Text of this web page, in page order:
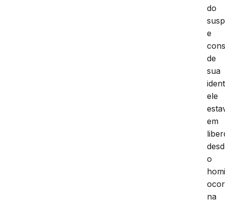
do
e
de
sua
ele
em
o
na